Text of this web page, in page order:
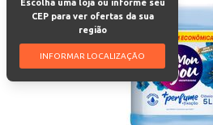
Escolha uma loja ou informe seu
CEP para ver ofertas da sua
região
INFORMAR LOCALIZAÇÃO